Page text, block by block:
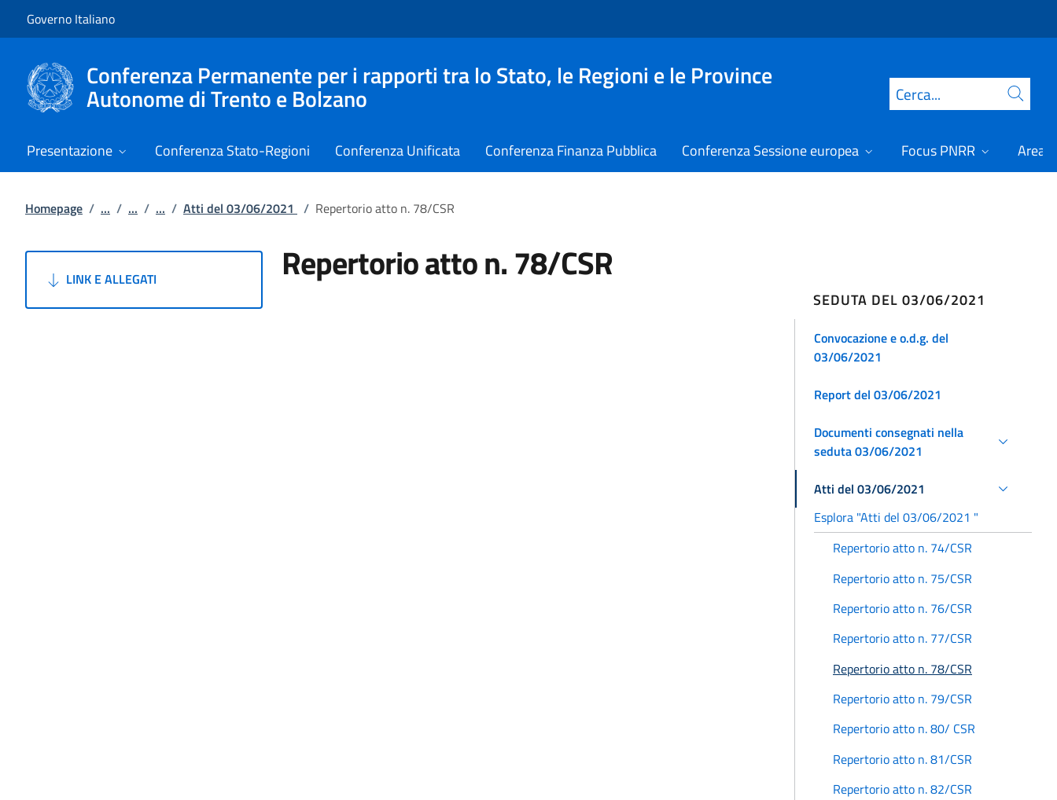
Governo Italiano
Conferenza Permanente per i rapporti tra lo Stato, le Regioni e le Province
Autonome di Trento e Bolzano Cerca
Presentazione Conferenza Stato-Regioni Conferenza Unificata Conferenza Finanza Pubblica Conferenza Sessione europea Focus PNRR Area
Homepage / ... / ... / ... / Atti del 03/06/2021 / Repertorio atto n. 78/CSR
LINK E ALLEGATI Repertorio atto n. 78/CSR
SEDUTA DEL 03/06/2021
Convocazione e o.d.g. del
03/06/2021
Report del 03/06/2021
Documenti consegnati nella
seduta 03/06/2021
Atti del 03/06/2021
Esplora "Atti del 03/06/2021 "
Repertorio atto n. 74/CSR
Repertorio atto n. 75/CSR
Repertorio atto n. 76/CSR
Repertorio atto n. 77/CSR
Repertorio atto n. 78/CSR
Repertorio atto n. 79/CSR
Repertorio atto n. 80/ CSR
Repertorio atto n. 81/CSR
Repertorio atto n. 82/CSR